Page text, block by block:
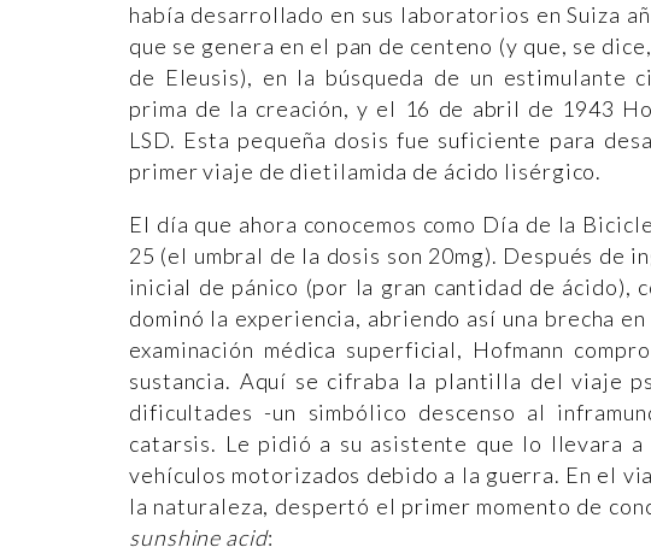
había desarrollado en sus laboratorios en Suiza
que se genera en el pan de centeno (y que, se
de Eleusis), en la búsqueda de un estimulante
prima de la creación, y el 16 de abril de 1943
LSD. Esta pequeña dosis fue suficiente para
primer viaje de dietilamida de ácido lisérgico.
El día que ahora conocemos como Día de la
25 (el umbral de la dosis son 20mg). Después de
inicial de pánico (por la gran cantidad de ácido),
dominó la experiencia, abriendo así una brecha
examinación médica superficial, Hofmann
sustancia. Aquí se cifraba la plantilla del viaje
dificultades -un simbólico descenso al
catarsis. Le pidió a su asistente que lo llevara
vehículos motorizados debido a la guerra. En el
la naturaleza, despertó el primer momento de
sunshine acid: